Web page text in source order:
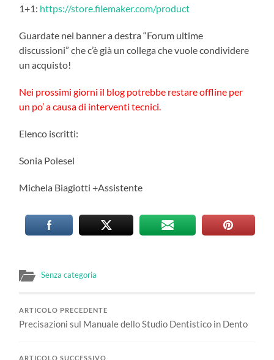
1+1: https://store.filemaker.com/product
Guardate nel banner a destra “Forum ultime
discussioni” che c’è già un collega che vuole condividere
un acquisto!
Nei prossimi giorni il blog potrebbe restare offline per
un po’ a causa di interventi tecnici.
Elenco iscritti:
Sonia Polesel
Michela Biagiotti +Assistente
Senza categoria
ARTICOLO PRECEDENTE
Precisazioni sul Manuale dello Studio Dentistico in Dento
ARTICOLO SUCCESSIVO